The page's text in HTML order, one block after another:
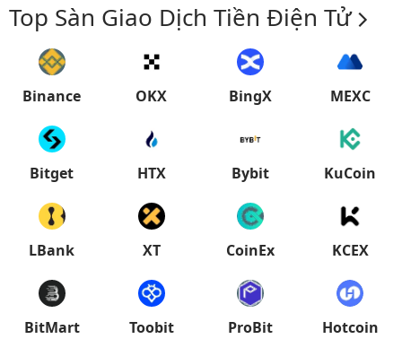
Top Sàn Giao Dịch Tiền Điện Tử
Binance OKX BingX MEXC
Bitget HTX Bybit KuCoin
LBank XT CoinEx KCEX
BitMart Toobit ProBit Hotcoin